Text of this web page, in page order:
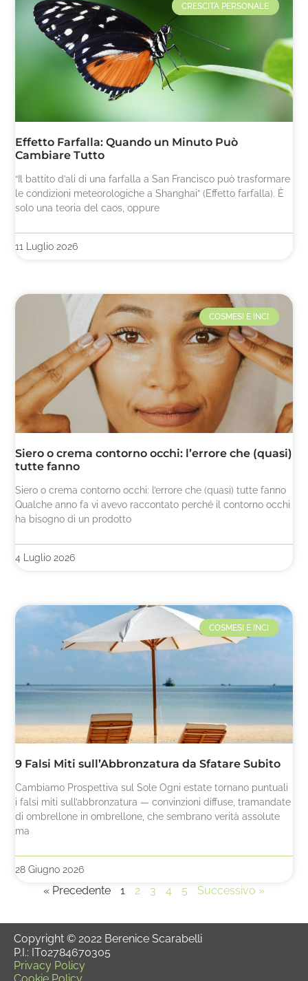
CRESCITA PERSONALE
Effetto Farfalla: Quando un Minuto Può
Cambiare Tutto
“Il battito d’ali di una farfalla a San Francisco può trasformare
le condizioni meteorologiche a Shanghai” (Effetto farfalla). È
solo una teoria del caos, oppure
11 Luglio 2026
COSMESI E INCI
Siero o crema contorno occhi: l’errore che (quasi)
tutte fanno
Siero o crema contorno occhi: l’errore che (quasi) tutte fanno
Qualche anno fa vi avevo raccontato perché il contorno occhi
ha bisogno di un prodotto
4 Luglio 2026
COSMESI E INCI
9 Falsi Miti sull’Abbronzatura da Sfatare Subito
Cambiamo Prospettiva sul Sole Ogni estate tornano puntuali
i falsi miti sull’abbronzatura — convinzioni diffuse, tramandate
di ombrellone in ombrellone, che sembrano verità assolute
ma
28 Giugno 2026
« Precedente 1 2 3 4 5 Successivo »
Copyright © 2022 Berenice Scarabelli
P.I.: IT02784670305
Privacy Policy